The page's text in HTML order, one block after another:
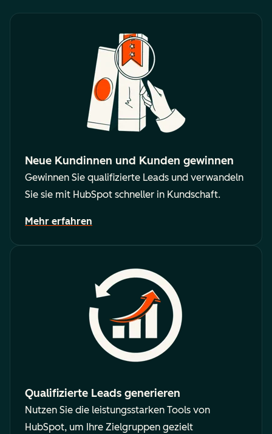
Neue Kundinnen und Kunden gewinnen
Gewinnen Sie qualifizierte Leads und verwandeln
Sie sie mit HubSpot schneller in Kundschaft.
Mehr erfahren
Qualifizierte Leads generieren
Nutzen Sie die leistungsstarken Tools von
HubSpot, um Ihre Zielgruppen gezielt